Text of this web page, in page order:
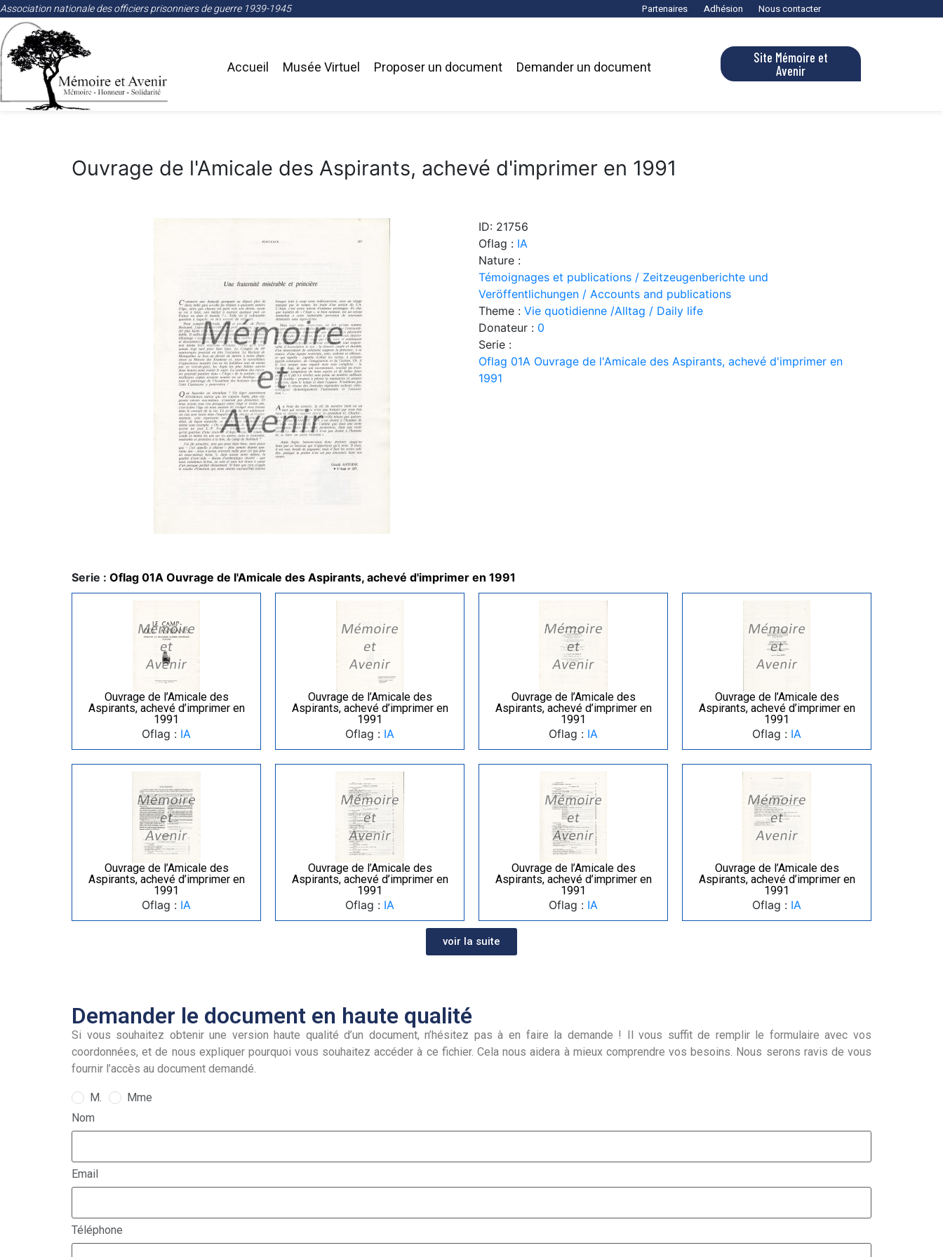
Association nationale des officiers prisonniers de guerre 1939-1945 Partenaires Adhésion Nous contacter
Accueil Musée Virtuel Proposer un document Demander un document
Site Mémoire et
Avenir
Ouvrage de l'Amicale des Aspirants, achevé d'imprimer en 1991
ID: 21756
Oflag : IA
Nature :
Témoignages et publications / Zeitzeugenberichte und
Veröffentlichungen / Accounts and publications
Theme : Vie quotidienne /Alltag / Daily life
Donateur : 0
Serie :
Oflag 01A Ouvrage de l'Amicale des Aspirants, achevé d'imprimer en
1991
Serie : Oflag 01A Ouvrage de l'Amicale des Aspirants, achevé d'imprimer en 1991
Ouvrage de l’Amicale des
Aspirants, achevé d’imprimer en
1991
Oflag : IA
Ouvrage de l’Amicale des
Aspirants, achevé d’imprimer en
1991
Oflag : IA
Ouvrage de l’Amicale des
Aspirants, achevé d’imprimer en
1991
Oflag : IA
Ouvrage de l’Amicale des
Aspirants, achevé d’imprimer en
1991
Oflag : IA
Ouvrage de l’Amicale des
Aspirants, achevé d’imprimer en
1991
Oflag : IA
Ouvrage de l’Amicale des
Aspirants, achevé d’imprimer en
1991
Oflag : IA
Ouvrage de l’Amicale des
Aspirants, achevé d’imprimer en
1991
Oflag : IA
Ouvrage de l’Amicale des
Aspirants, achevé d’imprimer en
1991
Oflag : IA
voir la suite
Demander le document en haute qualité
Si vous souhaitez obtenir une version haute qualité d’un document, n’hésitez pas à en faire la demande ! Il vous suffit de remplir le formulaire avec vos
coordonnées, et de nous expliquer pourquoi vous souhaitez accéder à ce fichier. Cela nous aidera à mieux comprendre vos besoins. Nous serons ravis de vous
fournir l’accès au document demandé.
M.
Mme
Nom
Email
Téléphone